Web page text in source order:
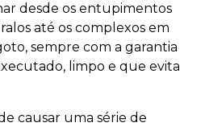
desde os entupimentos
até os complexos em
sempre com a garantia
limpo e que evita
causar uma série de